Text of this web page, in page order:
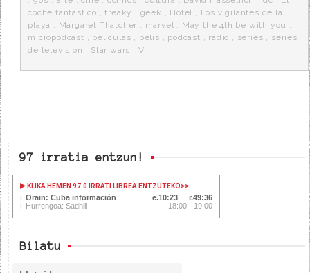
coche fantastico ,freaky , geek , Hotel , Los vigilantes de la
playa , Margaret Thatcher , marvel , May the 4th be with you ,
micropodcast , películas , pelis , podcast , radio , series , series
de televisión , Star wars , V
97 irratia entzun!
KLIKA HEMEN 97.0 IRRATI LIBREA ENTZUTEKO>>
Orain: Cuba información 10:24
49:35
Hurrengoa: Sadhill
18:00 - 19:00
Bilatu